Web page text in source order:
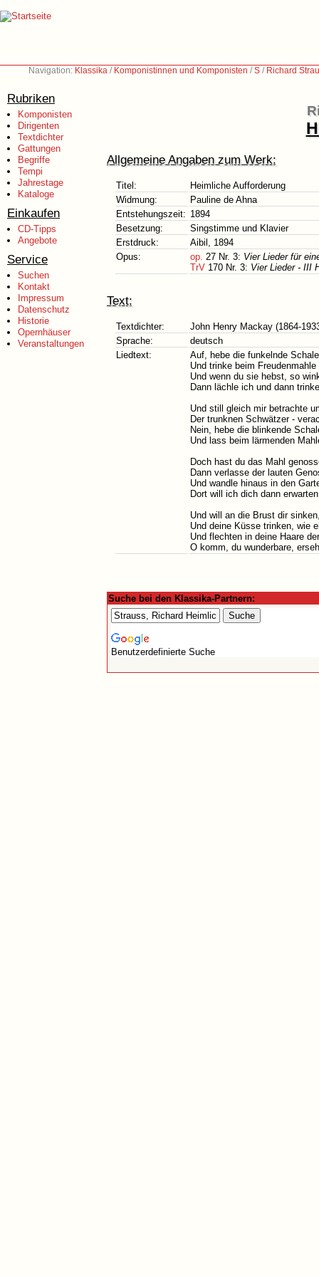
Navigation: Klassika / Komponistinnen und Komponisten /S / Richard
Rubriken
Komponisten
Dirigenten
Textdichter
Gattungen
Begriffe
Tempi
Jahrestage
Kataloge
Einkaufen
CD-Tipps
Angebote
Service
Suchen
Kontakt
Impressum
Datenschutz
Historie
Opernhäuser
Veranstaltungen
Allgemeine Angaben zum Werk:
Titel:
Heimliche Aufforderung
Widmung:
Pauline de Ahna
Entstehungszeit: 1894
Besetzung:
Singstimme und Klavier
Erstdruck:
Aibil, 1894
Opus:
op. 27 Nr. 3: Vier Lieder für
TrV 170 Nr. 3: Vier Lieder - III
Text:
Textdichter:
John Henry Mackay (1864-
Sprache:
deutsch
Liedtext:
Auf, hebe die funkelnde
Und trinke beim
Und wenn du sie hebst, so
Dann lächle ich und dann
Und still gleich mir betrachte
Der trunknen Schwätzer -
Nein, hebe die blinkende
Und lass beim lärmenden
Doch hast du das Mahl
Dann verlasse der lauten
Und wandle hinaus in den
Dort will ich dich dann
Und will an die Brust dir
Und deine Küsse trinken, wie
Und flechten in deine Haare
O komm, du wunderbare,
Suche bei den Klassika-Partnern:
Benutzerdefinierte Suche